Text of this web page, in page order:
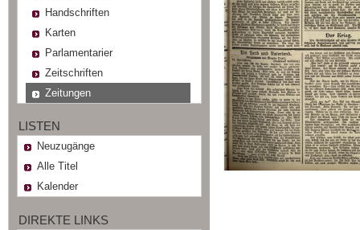
Handschriften
Karten
Parlamentarier
Zeitschriften
Zeitungen
LISTEN
Neuzugänge
Alle Titel
Kalender
DIREKTE LINKS